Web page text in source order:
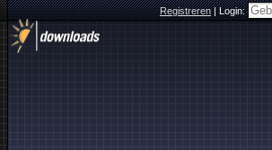
Registreren|Login: